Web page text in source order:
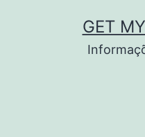
GET